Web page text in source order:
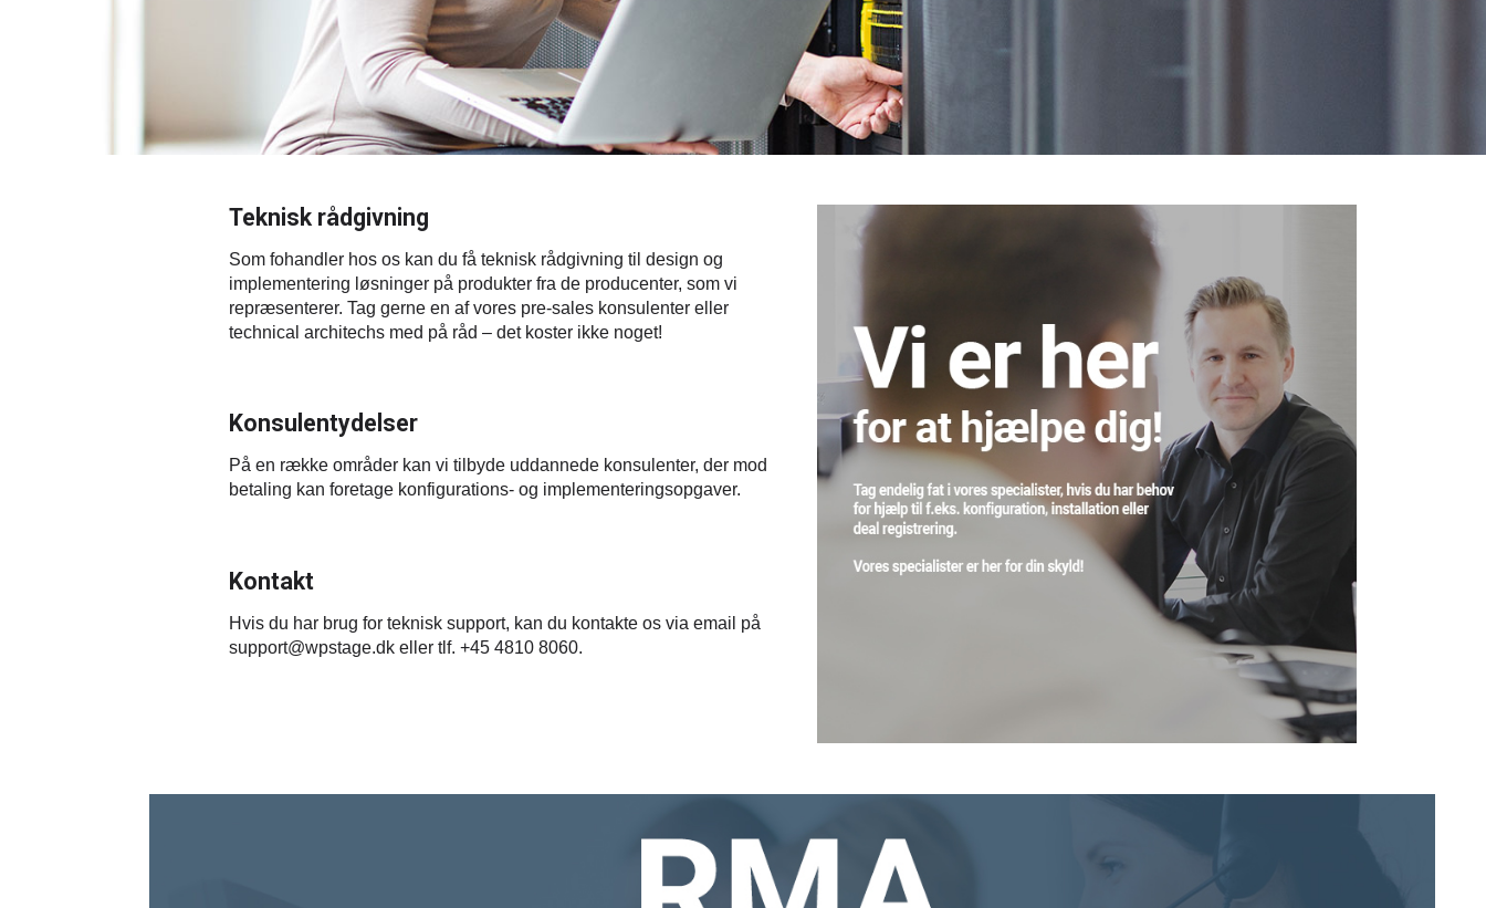
Teknisk rådgivning
Som fohandler hos os kan du få teknisk rådgivning til design og
implementering løsninger på produkter fra de producenter, som vi
repræsenterer. Tag gerne en af vores pre-sales konsulenter eller
technical architechs med på råd – det koster ikke noget!
Konsulentydelser
På en række områder kan vi tilbyde uddannede konsulenter, der mod
betaling kan foretage konfigurations- og implementeringsopgaver.
Kontakt
Hvis du har brug for teknisk support, kan du kontakte os via email på
support@wpstage.dk eller tlf. +45 4810 8060.